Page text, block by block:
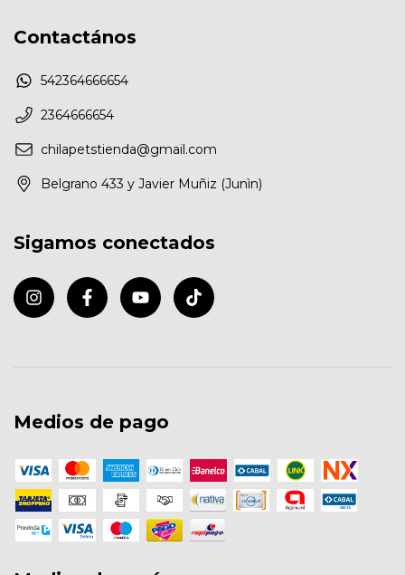
Contactános
542364666654
2364666654
chilapetstienda@gmail.com
Belgrano 433 y Javier Muñiz (Junìn)
Sigamos conectados
Medios de pago